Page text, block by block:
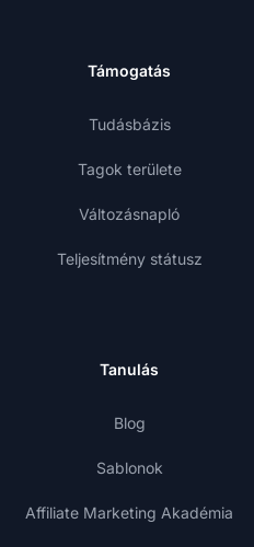
Támogatás
Tudásbázis
Tagok területe
Változásnapló
Teljesítmény státusz
Tanulás
Blog
Sablonok
Affiliate Marketing Akadémia